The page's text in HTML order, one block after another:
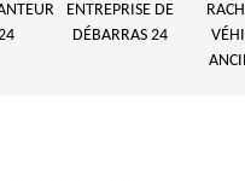
ENTREPRISE DE
DÉBARRAS 24